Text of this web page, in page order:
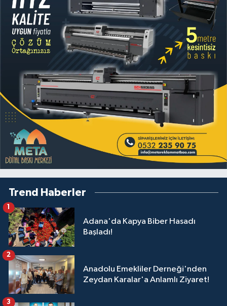
Trend Haberler
Adana'da Kapya Biber Hasadı
Başladı!
1
Anadolu Emekliler Derneği'nden
Zeydan Karalar'a Anlamlı Ziyaret!
2
3